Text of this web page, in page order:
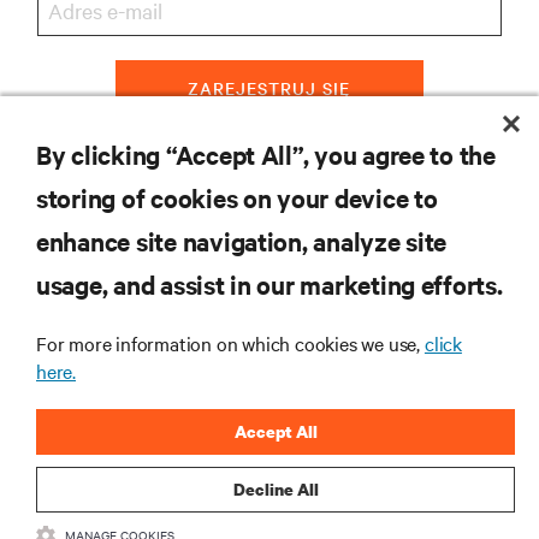
ZAREJESTRUJ SIĘ
WSPARCIE
O NAS
DOŁĄCZ DO NAS
By clicking “Accept All”, you agree to the
storing of cookies on your device to
enhance site navigation, analyze site
usage, and assist in our marketing efforts.
For more information on which cookies we use,click
here.
Decline All
Accept All
MANAGE COOKIES